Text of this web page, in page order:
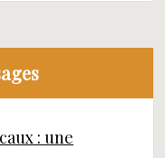
: une